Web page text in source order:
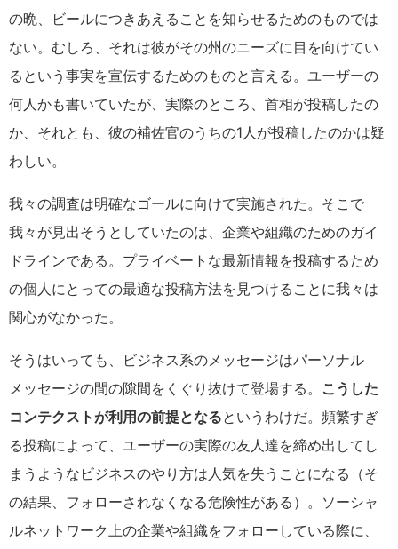
の晩、ビールにつきあえることを知らせるためのものでは
ない。むしろ、それは彼がその州のニーズに目を向けてい
るという事実を宣伝するためのものと言える。ユーザーの
何人かも書いていたが、実際のところ、首相が投稿したの
か、それとも、彼の補佐官のうちの1人が投稿したのかは疑
わしい。
我々の調査は明確なゴールに向けて実施された。そこで
我々が見出そうとしていたのは、企業や組織のためのガイ
ドラインである。プライベートな最新情報を投稿するため
の個人にとっての最適な投稿方法を見つけることに我々は
関心がなかった。
そうはいっても、ビジネス系のメッセージはパーソナル
メッセージの間の隙間をくぐり抜けて登場する。 こうした
コンテクストが利用の前提となるというわけだ。頻繁すぎ
る投稿によって、ユーザーの実際の友人達を締め出してし
まうようなビジネスのやり方は人気を失うことになる（そ
の結果、フォローされなくなる危険性がある）。ソーシャ
ルネットワーク上の企業や組織をフォローしている際に、